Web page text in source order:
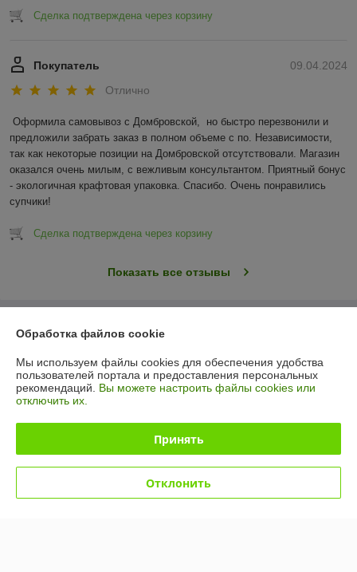
Сделка подтверждена через корзину
09.04.2024
Покупатель
Отлично
Оформила самовывоз с Домбровской,  но быстро перезвонили и
предложили забрать заказ в полном объеме с по. Независимости,
так как некоторые позиции на Домбровской отсутствовали. Магазин
оказался очень милым, с вежливым консультантом. Приятный бонус
- экологичная крафтовая упаковка. Спасибо. Очень понравились
супчики!
Сделка подтверждена через корзину
Показать все отзывы
Контакты
Доставка и оплата
Обработка файлов cookie
Мы используем файлы cookies для обеспечения удобства
пользователей портала и предоставления персональных
рекомендаций. Вы можете настроить файлы cookies или
отключить их.
Принять
Отклонить